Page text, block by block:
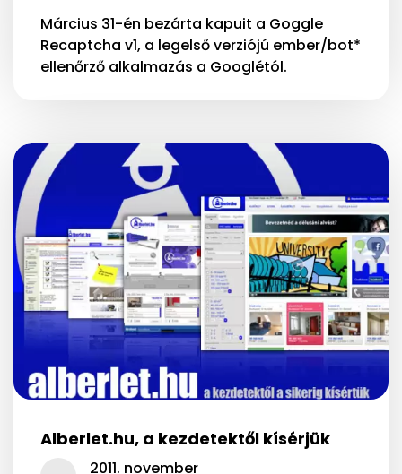
Március 31-én bezárta kapuit a Goggle
Recaptcha v1, a legelső verziójú ember/bot*
ellenőrző alkalmazás a Googlétól.
Alberlet.hu, a kezdetektől kísérjük
2011. november